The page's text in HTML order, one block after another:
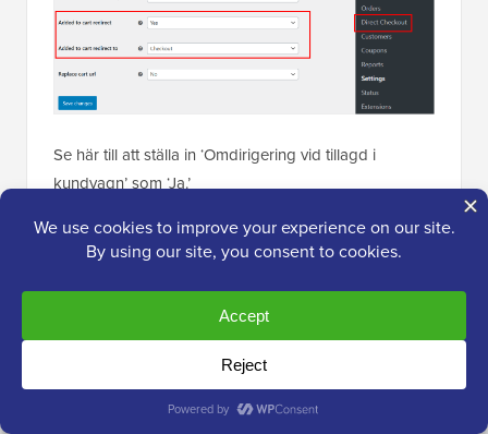
Se här till att ställa in ‘Omdirigering vid tillagd i
kundvagn’ som ‘Ja.’
Därefter, i inställningen 'Omdirigering till efter tillagd i
varukorgen', välj 'Kassa' från rullgardinsmenyn. Nu
kommer kunderna att omdirigeras till din kassasida
omedelbart efter att ha klickat på knappen 'Lägg till i
Det finns också ett par valfria inställningar. En är